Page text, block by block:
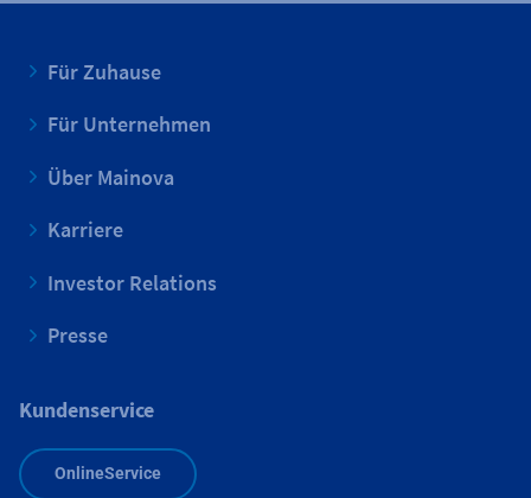
Für Zuhause
Für Unternehmen
Über Mainova
Karriere
Investor Relations
Presse
Kundenservice
OnlineService